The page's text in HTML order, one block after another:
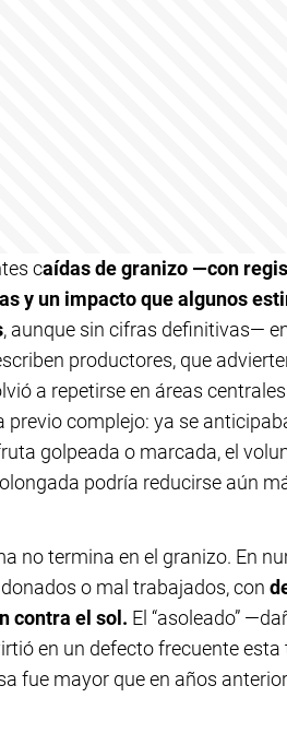
caídas de granizo —con
y un impacto que algunos
, aunque sin cifras definitivas—
productores, que
a repetirse en áreas
previo complejo: ya se
golpeada o marcada, el
podría reducirse aún
no termina en el granizo. En
o mal trabajados, con
contra el sol. El “asoleado”
en un defecto frecuente
fue mayor que en años